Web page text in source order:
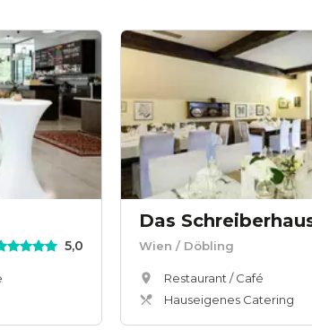
5,0
Das
Wien / Döbling
Restaurant / Café
Hauseigenes Catering